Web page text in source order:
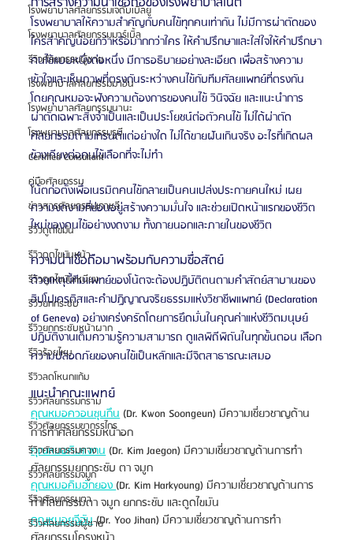
โรงพยาบาลศัลยกรรมเจดับเบิลยู
โรงพยาบาลศัลยกรรมมาร์เบิ้ล
รีวิวศัลยกรรมผู้ชาย
โรงพยาบาลศัลยกรรมมาอิน
โรงพยาบาลศัลยกรรมนานะ
โรงพยาบาลศัลยกรรมรูบี
Certified Consultant
คู่มือศัลยกรรม
ข่าวสารศัลยกรรมเกาหลี
รีวิวดูดไขมัน
รีวิวดูดไขมันหน้า
รีวิวดูดไขมันเหนียง
รีวิวยกกระชับ
รีวิวยกกระชับหน้าผาก
รีวิวร้อยไหม
รีวิวลดโหนกแก้ม
รีวิวศัลยกรรมกราม
รีวิวศัลยกรรมขากรรไกร
รีวิวศัลยกรรมคาง
รีวิวศัลยกรรมจมูก
รีวิวศัลยกรรมตา
รีวิวศัลยกรรมผู้ชาย
โรงพยาบาลให้ความสำคัญกับคนไข้ทุกคนเท่ากัน ไม่มีการผ่าตัดของ
ใครสำคัญน้อยกว่าหรือมากกว่าใคร ให้คำปรึกษาและใส่ใจให้คำปรึกษา
คนไข้แบบหนึ่งต่อหนึ่ง มีการอธิบายอย่างละเอียด เพื่อสร้างความ
เข้าใจและเห็นภาพที่ตรงกันระหว่างคนไข้กับทีมศัลยแพทย์ที่ตรงกัน
โดยคุณหมอจะฟังความต้องการของคนไข้ วินิจฉัย และแนะนำการ
ผ่าตัดเฉพาะสิ่งจำเป็นและเป็นประโยชน์ต่อตัวคนไข้ ไม่ได้ผ่าตัด
ศัลยกรรมตามเทรนด์แต่อย่างใด ไม่ได้ขายฝันเกินจริง อะไรที่เกิดผล
ข้างเคียงต่อคนไข้เลือกที่จะไม่ทำ
โน้ตก่อตั้งเพื่อเนรมิตคนไข้กลายเป็นคนเปล่งประกายคนใหม่ เผย
ความงดงามที่ซ่อนอยู่สร้างความมั่นใจ และช่วยเปิดหน้าแรกของชีวิต
ใหม่ของคนไข้อย่างงดงาม ทั้งภายนอกและภายในของชีวิต
ความน่าเชื่อถือมาพร้อมกับความซื่อสัตย์
ด้วยเหตุนี้ทีมแพทย์ของโน้ตจะต้องปฎิบัติตนตามคำสัตย์สาบานของ
ฮิปโปเครติสและคำปฏิญาณจริยธรรมแห่งวิชาชีพแพทย์ (Declaration
of Geneva) อย่างเคร่งครัดโดยการยึดมั่นในคุณค่าแห่งชีวิตมนุษย์
ปฏิบัติงานเต็มความรู้ความสามารถ ดูแลพิถีพิถันในทุกขั้นตอน เลือก
ความปลอดภัยของคนไข้เป็นหลักและมีจิตสาธารณะเสมอ
แนะนำคณะแพทย์
คุณหมอควอนซุนกึน (Dr. Kwon Soongeun) มีความเชี่ยวชาญด้าน
การทำศัลยกรรมหน้าอก
คุณหมอคิมแจกน (Dr. Kim Jaegon) มีความเชี่ยวชาญด้านการทำ
ศัลยกรรมยกกระชับ ตา จมูก
คุณหมอคิมฮักยอง (Dr. Kim Harkyoung) มีความเชี่ยวชาญด้านการ
ทำศัลยกรรมตา จมูก ยกกระชับ และดูดไขมัน
คุณหมอยูจีฮัน (Dr. Yoo Jihan) มีความเชี่ยวชาญด้านการทำ